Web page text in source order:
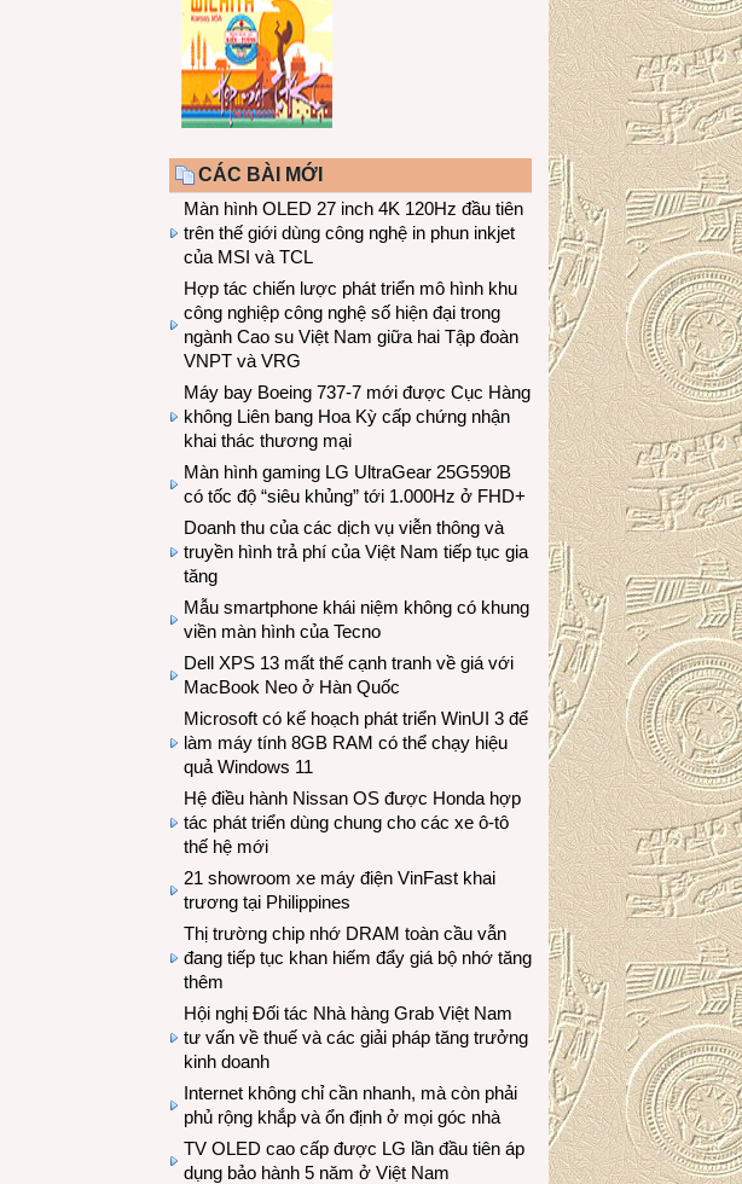
CÁC BÀI MỚI
Màn hình OLED 27 inch 4K 120Hz đầu tiên
trên thế giới dùng công nghệ in phun inkjet
của MSI và TCL
Hợp tác chiến lược phát triển mô hình khu
công nghiệp công nghệ số hiện đại trong
ngành Cao su Việt Nam giữa hai Tập đoàn
VNPT và VRG
Máy bay Boeing 737-7 mới được Cục Hàng
không Liên bang Hoa Kỳ cấp chứng nhận
khai thác thương mại
Màn hình gaming LG UltraGear 25G590B
có tốc độ “siêu khủng” tới 1.000Hz ở FHD+
Doanh thu của các dịch vụ viễn thông và
truyền hình trả phí của Việt Nam tiếp tục gia
tăng
Mẫu smartphone khái niệm không có khung
viền màn hình của Tecno
Dell XPS 13 mất thế cạnh tranh về giá với
MacBook Neo ở Hàn Quốc
Microsoft có kế hoạch phát triển WinUI 3 để
làm máy tính 8GB RAM có thể chạy hiệu
quả Windows 11
Hệ điều hành Nissan OS được Honda hợp
tác phát triển dùng chung cho các xe ô-tô
thế hệ mới
21 showroom xe máy điện VinFast khai
trương tại Philippines
Thị trường chip nhớ DRAM toàn cầu vẫn
đang tiếp tục khan hiếm đẩy giá bộ nhớ tăng
thêm
Hội nghị Đối tác Nhà hàng Grab Việt Nam
tư vấn về thuế và các giải pháp tăng trưởng
kinh doanh
Internet không chỉ cần nhanh, mà còn phải
phủ rộng khắp và ổn định ở mọi góc nhà
TV OLED cao cấp được LG lần đầu tiên áp
dụng bảo hành 5 năm ở Việt Nam